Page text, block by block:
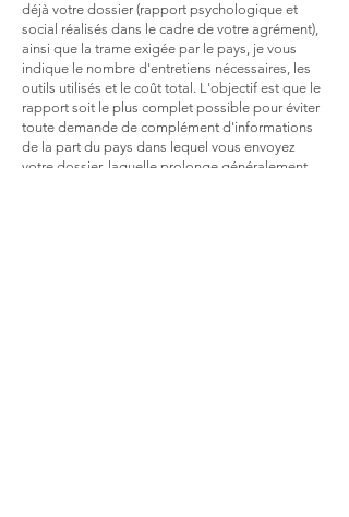
déjà votre dossier (rapport psychologique et
social réalisés dans le cadre de votre agrément),
ainsi que la trame exigée par le pays, je vous
indique le nombre d'entretiens nécessaires, les
outils utilisés et le coût total. L'objectif est que le
rapport soit le plus complet possible pour éviter
toute demande de complément d'informations
de la part du pays dans lequel vous envoyez
votre dossier, laquelle prolonge généralement